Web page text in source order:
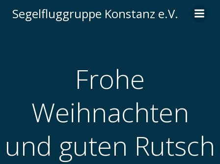
Inhalt
Segelfluggruppe Konstanz e.V.
Frohe
Weihnachten
und guten Rutsch